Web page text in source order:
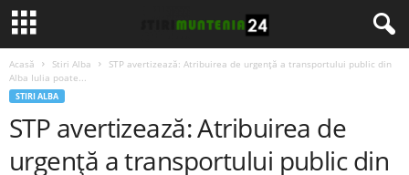
Acasă Stiri Alba
STP avertizează: Atribuirea de urgență a transportului public din
Alba Iulia poate...
STIRI ALBA
STP avertizează: Atribuirea de
urgență a transportului public din